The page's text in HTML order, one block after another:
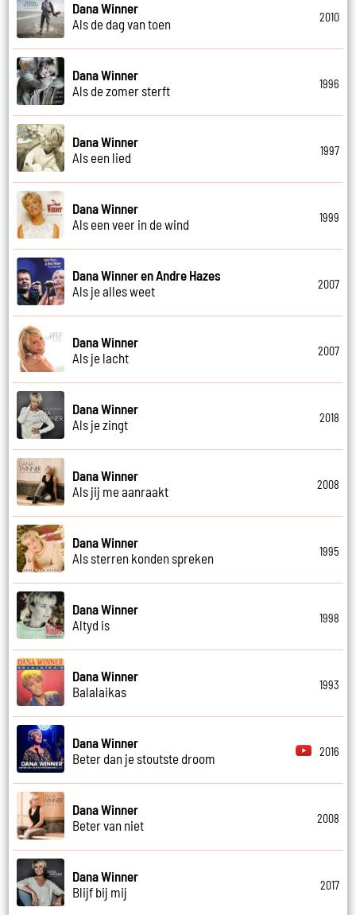
Dana Winner
Als de dag van toen
2010
Dana Winner
Als de zomer sterft
1996
Dana Winner
Als een lied
1997
Dana Winner
Als een veer in de wind
1999
Dana Winner en Andre Hazes
Als je alles weet
2007
Dana Winner
Als je lacht
2007
Dana Winner
Als je zingt
2018
Dana Winner
Als jij me aanraakt
2008
Dana Winner
Als sterren konden spreken
1995
Dana Winner
Altyd is
1998
Dana Winner
Balalaikas
1993
Dana Winner
Beter dan je stoutste droom
2016
Dana Winner
Beter van niet
2008
Dana Winner
Blijf bij mij
2017